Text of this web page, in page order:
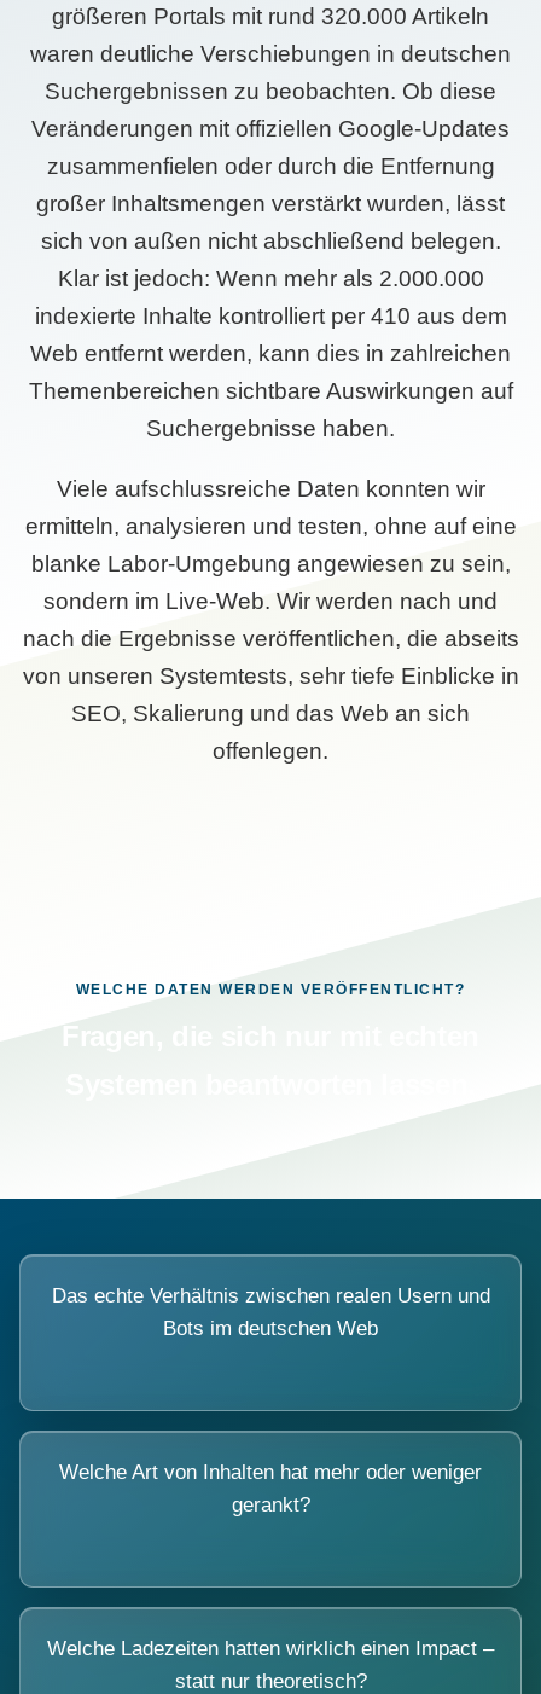
größeren Portals mit rund 320.000 Artikeln
waren deutliche Verschiebungen in deutschen
Suchergebnissen zu beobachten. Ob diese
Veränderungen mit offiziellen Google-Updates
zusammenfielen oder durch die Entfernung
großer Inhaltsmengen verstärkt wurden, lässt
sich von außen nicht abschließend belegen.
Klar ist jedoch: Wenn mehr als 2.000.000
indexierte Inhalte kontrolliert per 410 aus dem
Web entfernt werden, kann dies in zahlreichen
Themenbereichen sichtbare Auswirkungen auf
Suchergebnisse haben.
Viele aufschlussreiche Daten konnten wir
ermitteln, analysieren und testen, ohne auf eine
blanke Labor-Umgebung angewiesen zu sein,
sondern im Live-Web. Wir werden nach und
nach die Ergebnisse veröffentlichen, die abseits
von unseren Systemtests, sehr tiefe Einblicke in
SEO, Skalierung und das Web an sich
offenlegen.
WELCHE DATEN WERDEN VERÖFFENTLICHT?
Das echte Verhältnis zwischen realen Usern und
Bots im deutschen Web
Welche Art von Inhalten hat mehr oder weniger
gerankt?
Welche Ladezeiten hatten wirklich einen Impact –
statt nur theoretisch?